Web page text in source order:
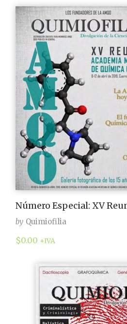
Número Especial: XV
by Quimiofilia
$0.00 +IVA